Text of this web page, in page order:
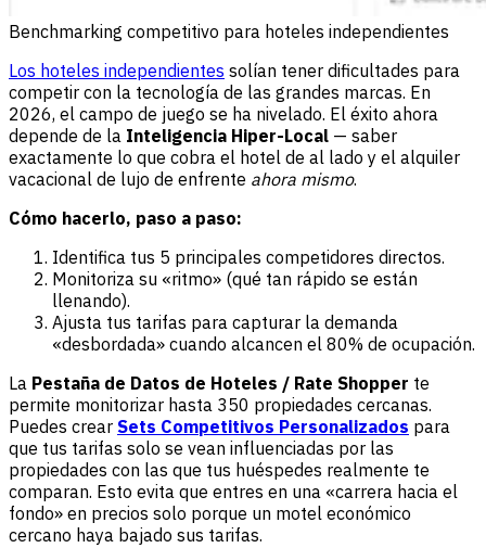
Benchmarking competitivo para hoteles independientes
Los hoteles independientes solían tener dificultades para
competir con la tecnología de las grandes marcas. En
2026, el campo de juego se ha nivelado. El éxito ahora
depende de la Inteligencia Hiper-Local — saber
exactamente lo que cobra el hotel de al lado y el alquiler
vacacional de lujo de enfrente ahora mismo.
Cómo hacerlo, paso a paso:
Identifica tus 5 principales competidores directos.
Monitoriza su «ritmo» (qué tan rápido se están
llenando).
Ajusta tus tarifas para capturar la demanda
«desbordada» cuando alcancen el 80% de ocupación.
La Pestaña de Datos de Hoteles / Rate Shopper te
permite monitorizar hasta 350 propiedades cercanas.
Puedes crear Sets Competitivos Personalizados para
que tus tarifas solo se vean influenciadas por las
propiedades con las que tus huéspedes realmente te
comparan. Esto evita que entres en una «carrera hacia el
fondo» en precios solo porque un motel económico
cercano haya bajado sus tarifas.